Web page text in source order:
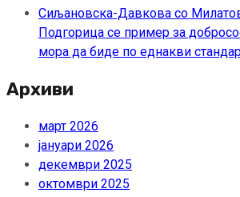
Сиљановска-Давкова со
Подгорица се пример за
мора да биде по еднакви
Архиви
март 2026
јануари 2026
декември 2025
октомври 2025